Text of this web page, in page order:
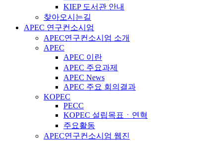
KIEP 도서관 안내
찾아오시는길
APEC 연구컨소시엄
APEC연구컨소시엄 소개
APEC
APEC 이란
APEC 주요과제
APEC News
APEC 주요 회의결과
KOPEC
PECC
KOPEC 설립목표ㆍ연혁
주요활동
APEC연구컨소시엄 웹진